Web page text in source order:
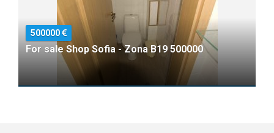
500000
For sale Shop Sofia - Zona B19 500000